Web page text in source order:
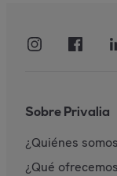
Sobre Privalia
¿Quiénes
¿Qué